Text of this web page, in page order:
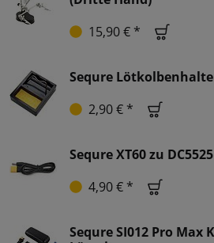
15,90 € *
Sequre
2,90 € *
Sequre XT60 zu
4,90 € *
Sequre SI012 Pro Max